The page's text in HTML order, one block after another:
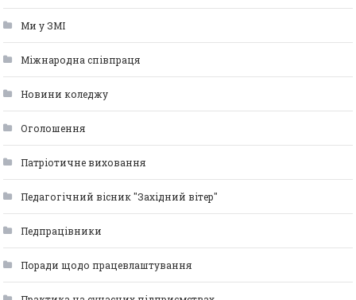
Ми у ЗМІ
Міжнародна співпраця
Новини коледжу
Оголошення
Патріотичне виховання
Педагогічний вісник "Західний вітер"
Педпрацівники
Поради щодо працевлаштування